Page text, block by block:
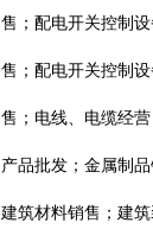
售；配电开关控制
售；配电开关控制
售；电线、电缆经
产品批发；金属制
建筑材料销售；建